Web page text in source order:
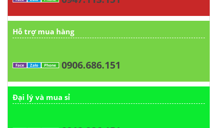
Hỗ trợ mua hàng
Face Zalo Phone 0906.686.151
Đại lý và mua sỉ